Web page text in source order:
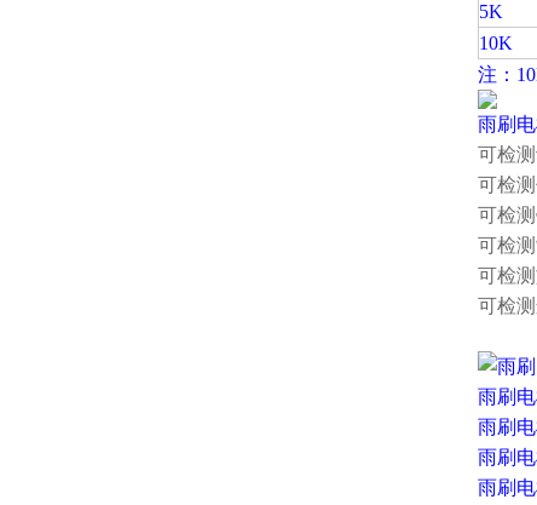
5K
10K
注：
雨刷
可检
可检
可检
可检
可检
可检
雨
雨刷
雨刷
雨刷
雨刷